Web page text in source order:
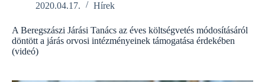
2020.04.17. Hírek
A Beregszászi Járási Tanács az éves költségvetés módosításáról
döntött a járás orvosi intézményeinek támogatása érdekében
(videó)